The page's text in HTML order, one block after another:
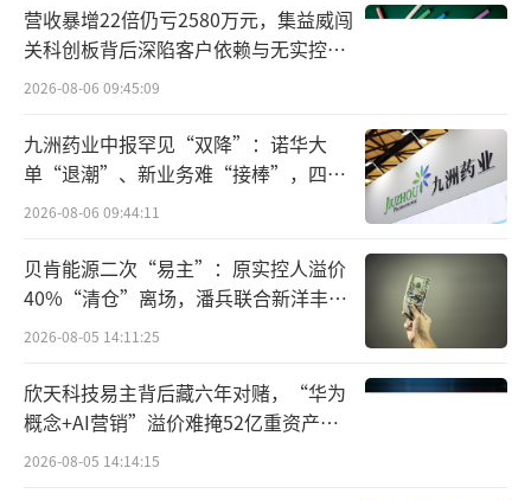
营收暴增22倍仍亏2580万元，集益威闯
关科创板背后深陷客户依赖与无实控人
困局
2026-08-06 09:45:09
九洲药业中报罕见“双降”：诺华大
单“退潮”、新业务难“接棒”，四大
难关待闯
2026-08-06 09:44:11
贝肯能源二次“易主”：原实控人溢价
40%“清仓”离场，潘兵联合新洋丰、
宏科百世拟入主
2026-08-05 14:11:25
欣天科技易主背后藏六年对赌，“华为
概念+AI营销”溢价难掩52亿重资产考
验
2026-08-05 14:14:15